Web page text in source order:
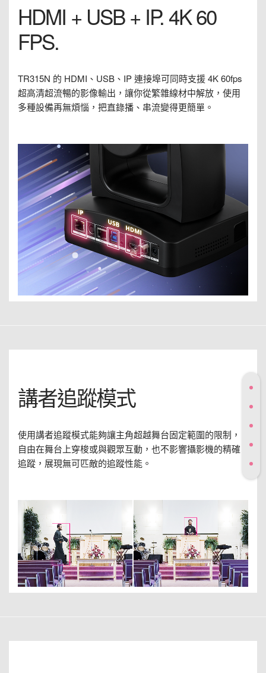
HDMI + USB + IP. 4K 60
FPS.
TR315N 的 HDMI、USB、IP 連接埠可同時支援 4K 60fps
超高清超流暢的影像輸出，讓你從繁雜線材中解放，使用
多種設備再無煩惱，把直錄播、串流變得更簡單。
講者追蹤模式
使用講者追蹤模式能夠讓主角超越舞台固定範圍的限制，
自由在舞台上穿梭或與觀眾互動，也不影響攝影機的精確
追蹤，展現無可匹敵的追蹤性能。